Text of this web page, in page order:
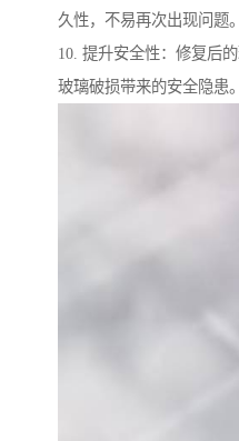
久性，不易再次出现问题。
10. 提升安全性：修复后
玻璃破损带来的安全隐患。